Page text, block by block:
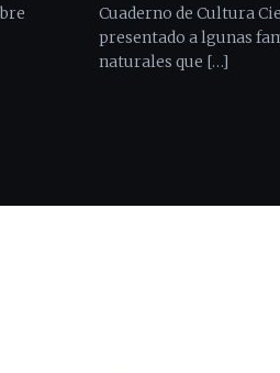
Cuaderno de Cultura
presentado a lgunas
naturales que […]